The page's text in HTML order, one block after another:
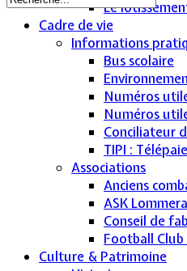
Le
Cadre de vie
Informations
Bus scolaire
Numéros
Numéros
Conciliateur
TIPI :
Associations
Anciens
ASK
Conseil de
Football
Culture & Patrimoine